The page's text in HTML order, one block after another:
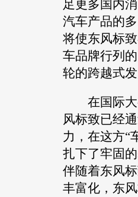
足更多国内
汽车产品的
将使东风标致
车品牌行列
轮的跨越式
在国际大
风标致已经
力，在这方“
扎下了牢固
伴随着东风
丰富化，东风